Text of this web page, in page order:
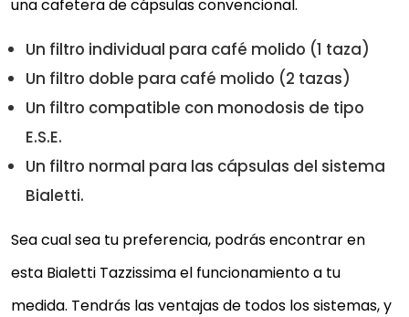
una cafetera de cápsulas convencional.
Un filtro individual para café molido (1 taza)
Un filtro doble para café molido (2 tazas)
Un filtro compatible con monodosis de tipo
E.S.E.
Un filtro normal para las cápsulas del sistema
Bialetti.
Sea cual sea tu preferencia, podrás encontrar en
esta Bialetti Tazzissima el funcionamiento a tu
medida. Tendrás las ventajas de todos los sistemas, y